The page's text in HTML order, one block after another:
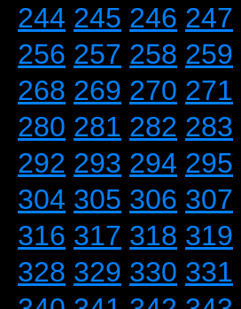
244 245 246 247
256 257 258 259
268 269 270 271
280 281 282 283
292 293 294 295
304 305 306 307
316 317 318 319
328 329 330 331